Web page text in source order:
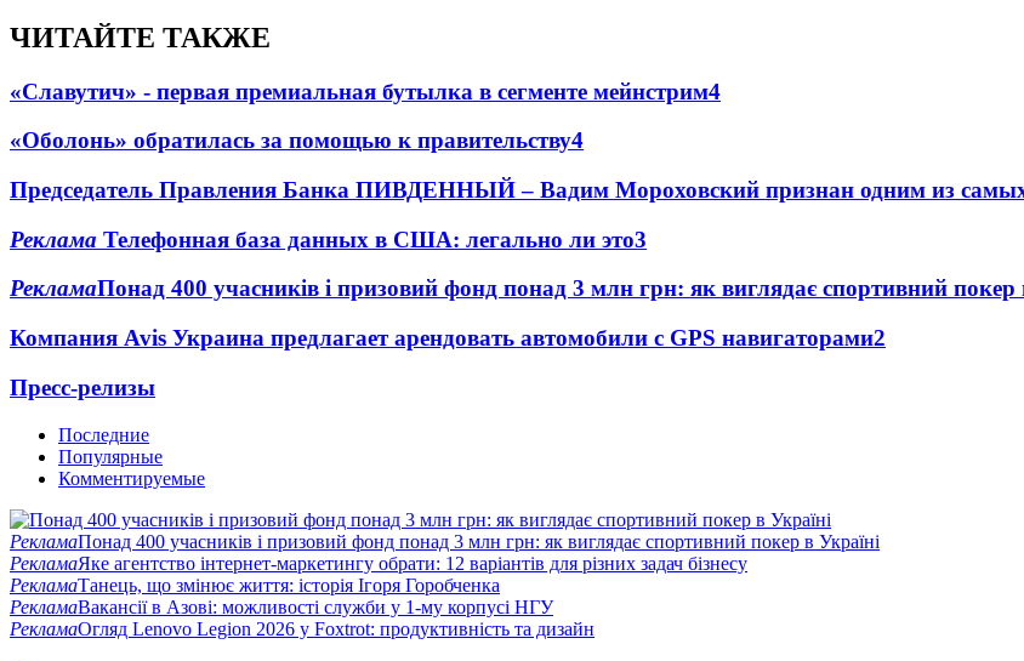
ЧИТАЙТЕ ТАКЖЕ
«Славутич» - первая премиальная бутылка в сегменте мейнстрим4
«Оболонь» обратилась за помощью к правительству4
Председатель Правления Банка ПИВДЕННЫЙ – Вадим Мороховский признан одним из самых
Реклама Телефонная база данных в США: легально ли это3
РекламаПонад 400 учасників і призовий фонд понад 3 млн грн: як виглядає спортивний покер
Компания Avis Украина предлагает арендовать автомобили с GPS навигаторами2
Пресс-релизы
Последние
Популярные
Комментируемые
РекламаПонад 400 учасників і призовий фонд понад 3 млн грн: як виглядає спортивний покер в Україні
РекламаЯке агентство інтернет-маркетингу обрати: 12 варіантів для різних задач бізнесу
РекламаТанець, що змінює життя: історія Ігоря Горобченка
РекламаВакансії в Азові: можливості служби у 1-му корпусі НГУ
РекламаОгляд Lenovo Legion 2026 у Foxtrot: продуктивність та дизайн